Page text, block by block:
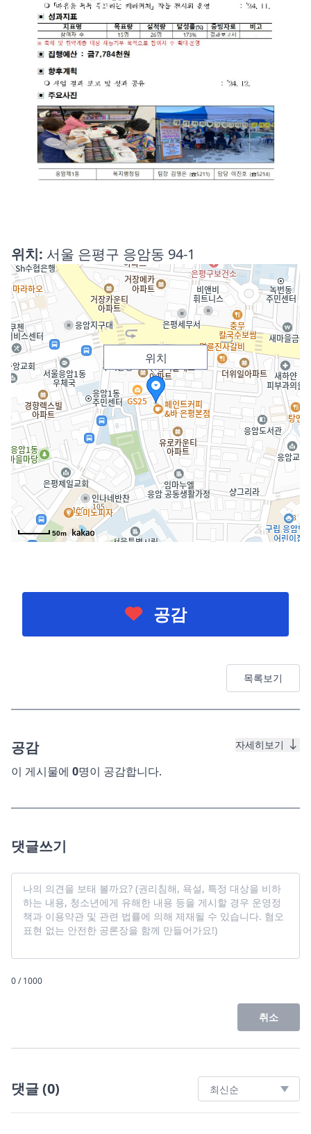
위치: 서울 은평구 응암동 94-1
위치
50m
위치
50m
공감
목록보기
공감
이 게시물에 0명이 공감합니다.
자세히보기
댓글쓰기
0 / 1000
취소
댓글(0)